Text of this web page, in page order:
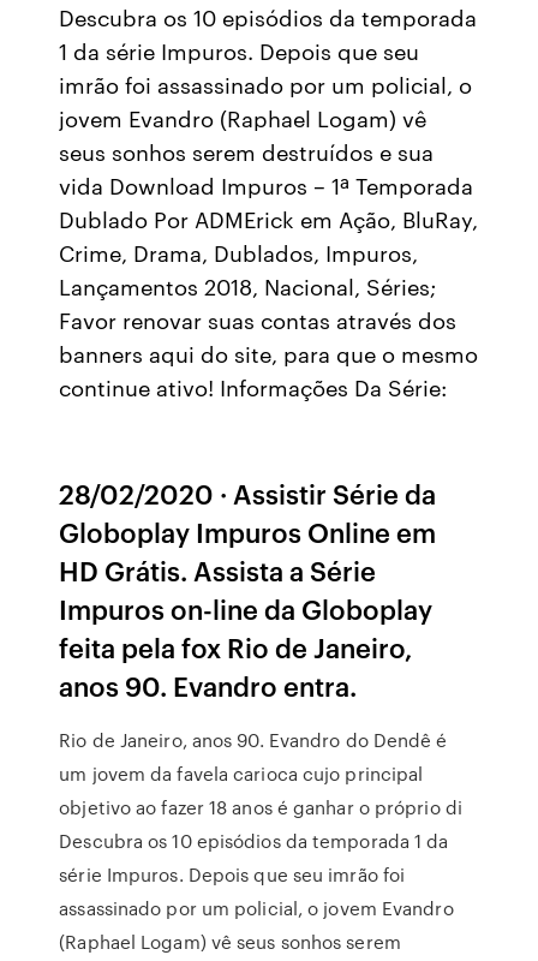
Descubra os 10 episódios da temporada
1 da série Impuros. Depois que seu
imrão foi assassinado por um policial, o
jovem Evandro (Raphael Logam) vê
seus sonhos serem destruídos e sua
vida Download Impuros – 1ª Temporada
Dublado Por ADMErick em Ação, BluRay,
Crime, Drama, Dublados, Impuros,
Lançamentos 2018, Nacional, Séries;
Favor renovar suas contas através dos
banners aqui do site, para que o mesmo
continue ativo! Informações Da Série:
28/02/2020 · Assistir Série da
Globoplay Impuros Online em
HD Grátis. Assista a Série
Impuros on-line da Globoplay
feita pela fox Rio de Janeiro,
anos 90. Evandro entra.
Rio de Janeiro, anos 90. Evandro do Dendê é
um jovem da favela carioca cujo principal
objetivo ao fazer 18 anos é ganhar o próprio di
Descubra os 10 episódios da temporada 1 da
série Impuros. Depois que seu imrão foi
assassinado por um policial, o jovem Evandro
(Raphael Logam) vê seus sonhos serem